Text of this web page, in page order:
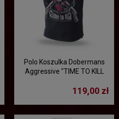
Polo Koszulka Dobermans
Aggressive "TIME TO KILL
119,00 zł